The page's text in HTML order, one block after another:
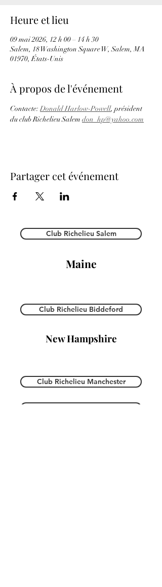
Heure et lieu
09 mai 2026, 12 h 00 – 14 h 30
Salem, 18 Washington Square W, Salem, MA
01970, États-Unis
À propos de l'événement
Contacte: Donald Harlow-Powell, président
du club Richelieu Salem don_hp@yahoo.com
Partager cet événement
Club Richelieu Salem
Maine
Club Richelieu Biddeford
New Hampshire
Club Richelieu Manchester